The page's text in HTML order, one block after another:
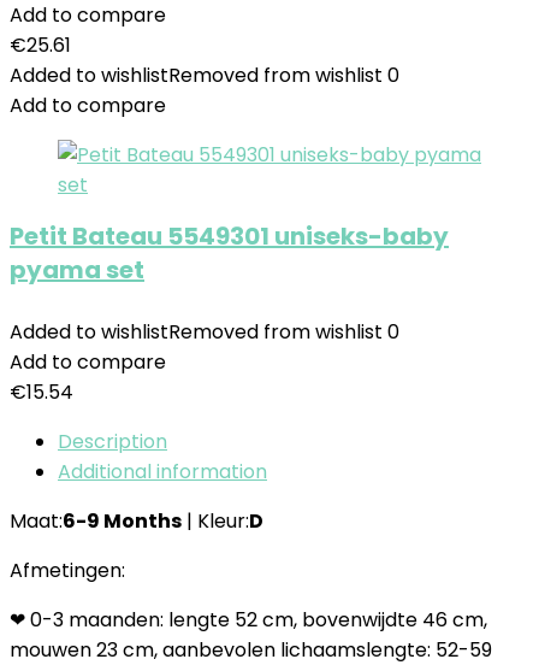
Add to compare
€25.61
Added to wishlistRemoved from wishlist 0
Add to compare
Petit Bateau 5549301 uniseks-baby
pyama set
Added to wishlistRemoved from wishlist 0
Add to compare
€15.54
Description
Additional information
Maat:6-9 Months | Kleur:D
Afmetingen:
❤ 0-3 maanden: lengte 52 cm, bovenwijdte 46 cm,
mouwen 23 cm, aanbevolen lichaamslengte: 52-59